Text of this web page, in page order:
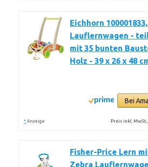
Eichhorn
Lauflernwagen -
mit 35 bunten
Holz - 39 x 26 x 48
Bei
* Anzeige Preis inkl.
Fisher-Price Lern
Zebra